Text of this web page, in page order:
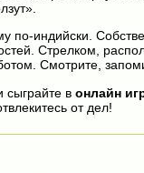
по-индийски.
Стрелком,
Смотрите,
в онлайн
от дел!